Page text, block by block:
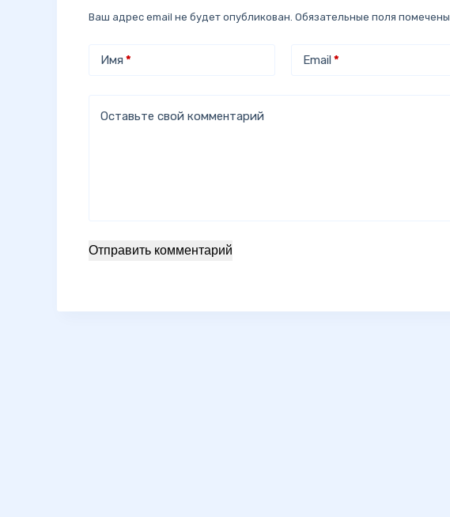
Ваш адрес email не будет опубликован. Обязательные поля помечены
Имя * Email *
Оставьте свой комментарий
Отправить комментарий